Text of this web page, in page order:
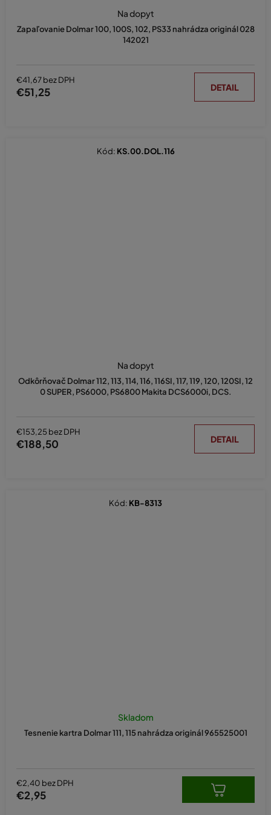
Zapaľovanie Dolmar 100, 100S, 102, PS33 nahrádza originál 028
142021
Na dopyt
€41,67 bez DPH
€51,25 DETAIL
Odkôrňovač Dolmar 112, 113, 114, 116, 116SI, 117, 119, 120, 120SI, 12
0 SUPER, PS6000, PS6800 Makita DCS6000i, DCS.
Na dopyt
€153,25 bez DPH
€188,50 DETAIL
Kód: KS.00.DOL.116
Tesnenie kartra Dolmar 111, 115 nahrádza originál 965525001
Skladom
€2,40 bez DPH
€2,95
Kód: KB-8313